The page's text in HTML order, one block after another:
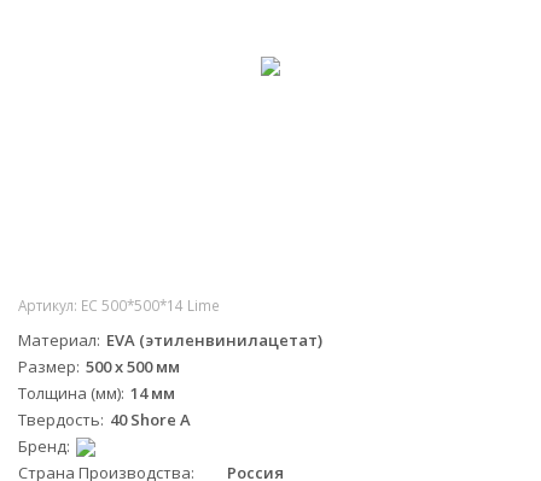
Артикул: EC 500*500*14 Lime
Материал EVA (этиленвинилацетат)
Размер 500 х 500 мм
Толщина (мм) 14 мм
Твердость 40 Shore A
Бренд
Страна Производства
Россия